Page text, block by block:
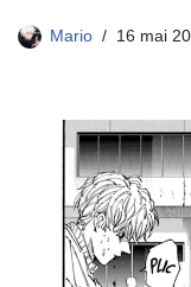
Mario 16 mai